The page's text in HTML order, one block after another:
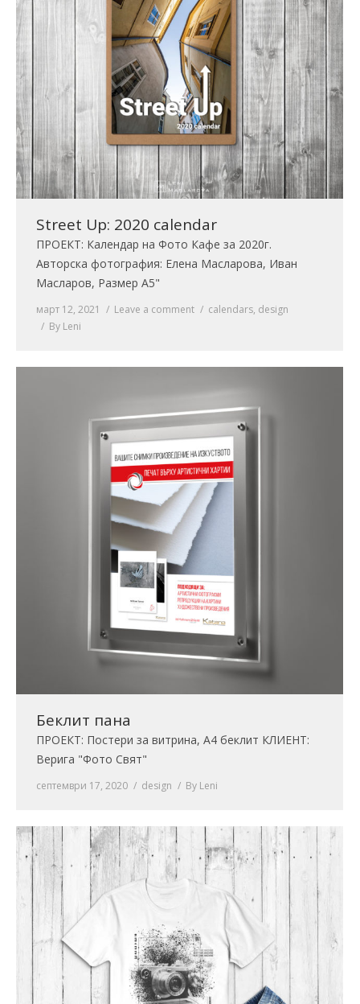
Street Up: 2020 calendar
ПРОЕКТ: Календар на Фото Кафе за 2020г.
Авторска фотография: Елена Масларова, Иван
Масларов, Размер А5"
март 12, 2021 Leave a comment calendars, design
By Leni
Беклит пана
ПРОЕКТ: Постери за витрина, А4 беклит КЛИЕНТ:
Верига "Фото Свят"
септември 17, 2020 design By Leni